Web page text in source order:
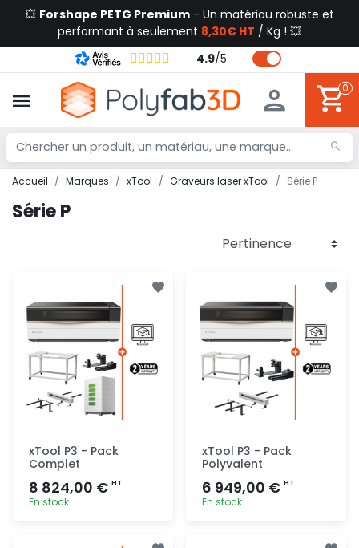
💥 Forshape PETG Premium - Un matériau robuste et
performant à seulement 8,30€ HT / Kg ! 💥
4.9/5
0
Accueil Marques xTool Graveurs laser xTool Série P
Série P
xTool P3 - Pack
Complet
8 824,00 € HT
En stock
xTool P3 - Pack
Polyvalent
6 949,00 € HT
En stock